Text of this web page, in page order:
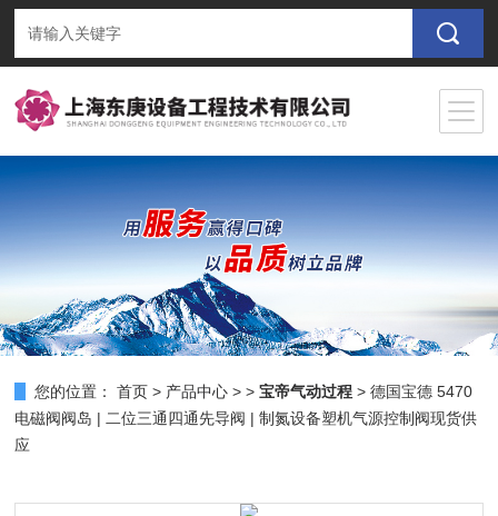
您的位置： 首页 > 产品中心 > >宝帝气动过程 > 德国宝德 5470
电磁阀阀岛 | 二位三通四通先导阀 | 制氮设备塑机气源控制阀现货供
应